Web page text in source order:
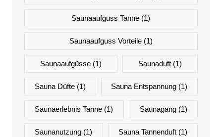
Saunaaufguss Tanne (1)
Saunaaufguss Vorteile(1)
Saunaaufgüsse(1) Saunaduft (1)
Sauna Düfte(1) Sauna Entspannung (1)
Saunaerlebnis Tanne (1) Saunagang(1)
Saunanutzung (1) Sauna Tannenduft(1)